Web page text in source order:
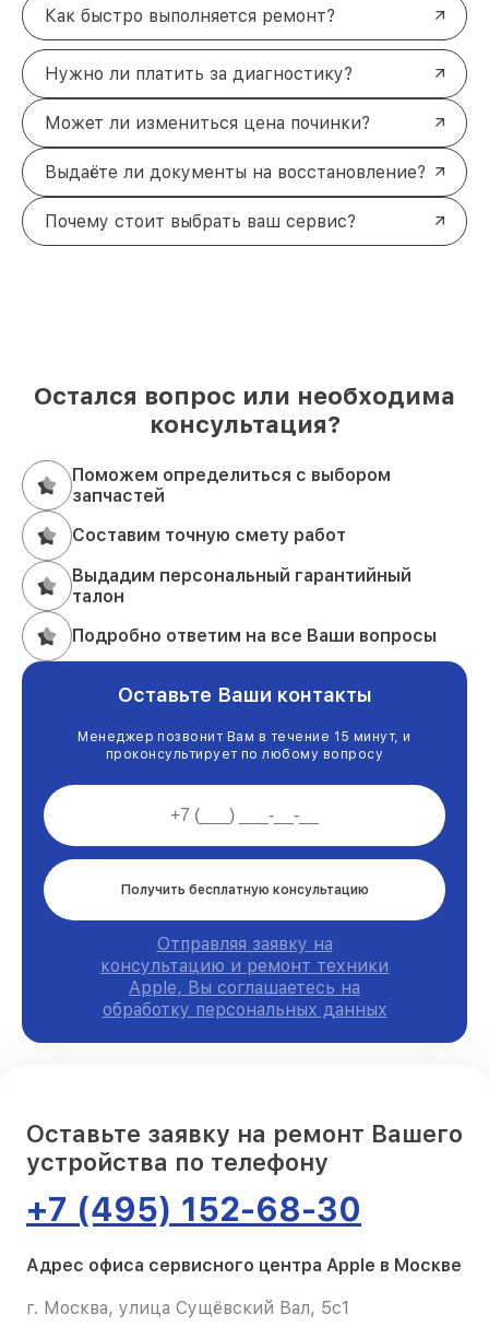
Как быстро выполняется ремонт?
Нужно ли платить за диагностику?
Может ли измениться цена починки?
Выдаёте ли документы на восстановление?
Почему стоит выбрать ваш сервис?
Остался вопрос или необходима
консультация?
Поможем определиться с выбором
запчастей
Составим точную смету работ
Выдадим персональный гарантийный
талон
Подробно ответим на все Ваши вопросы
Оставьте Ваши контакты
Менеджер позвонит Вам в течение 15 минут, и
проконсультирует по любому вопросу
Получить бесплатную консультацию
Отправляя заявку на
консультацию и ремонт техники
Apple, Вы соглашаетесь на
обработку персональных данных
Оставьте заявку на ремонт Вашего
устройства по телефону
+7 (495) 152-68-30
Адрес офиса сервисного центра Apple в Москве
г. Москва, улица Сущёвский Вал, 5с1